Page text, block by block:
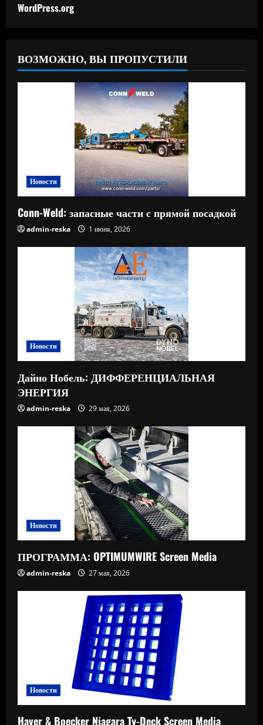
WordPress.org
ВОЗМОЖНО, ВЫ ПРОПУСТИЛИ
Новости
Conn-Weld: запасные части с прямой посадкой
admin-reska 1 июня, 2026
Новости
Дайно Нобель: ДИФФЕРЕНЦИАЛЬНАЯ
ЭНЕРГИЯ
admin-reska 29 мая, 2026
Новости
ПРОГРАММА: OPTIMUMWIRE Screen Media
admin-reska 27 мая, 2026
Новости
Haver & Boecker Niagara Ty-Deck Screen Media